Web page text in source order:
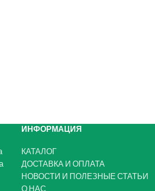
ИНФОРМАЦИЯ
КАТАЛОГ
ДОСТАВКА И ОПЛАТА
НОВОСТИ И ПОЛЕЗНЫЕ СТАТЬИ
О НАС